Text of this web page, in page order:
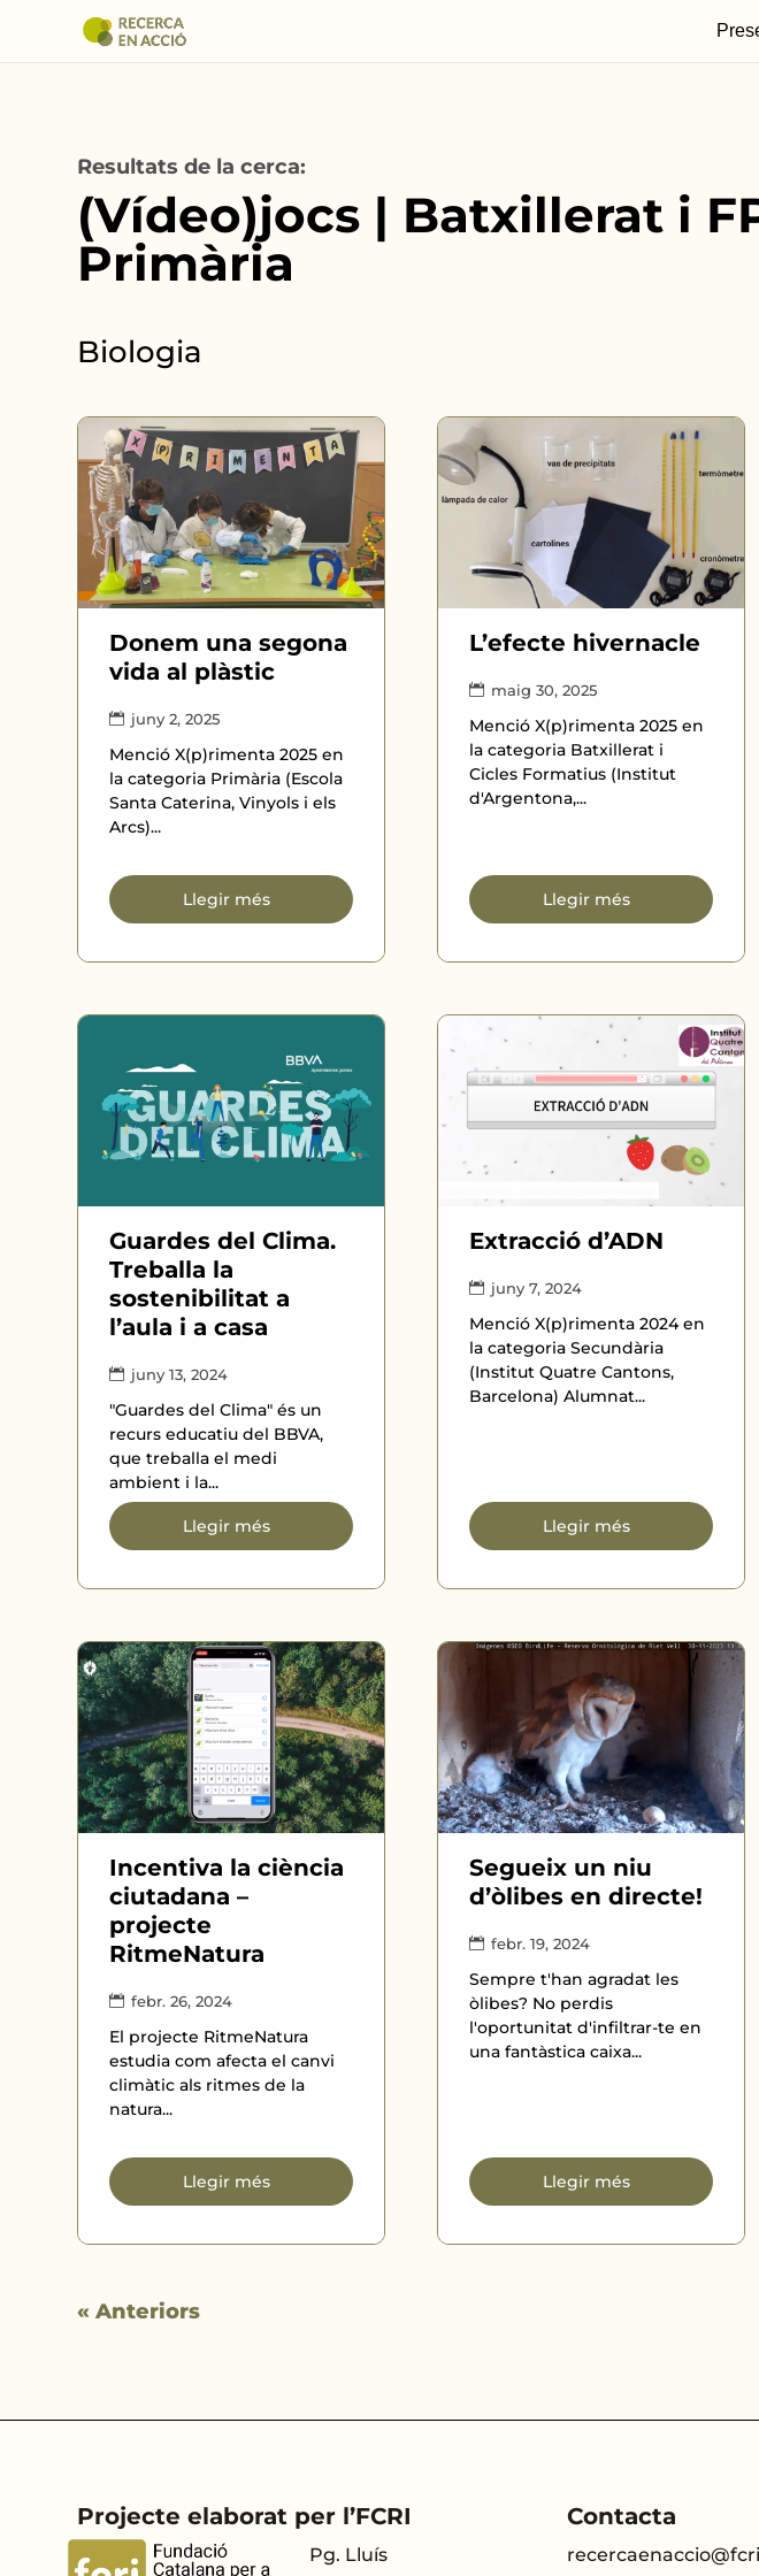
Resultats de la cerca:
(Vídeo)jocs | Batxillerat i
Primària
Biologia
Donem una segona
vida al plàstic
juny 2, 2025
Menció X(p)rimenta 2025 en
la categoria Primària (Escola
Santa Caterina, Vinyols i els
Arcs)...
Llegir més
L’efecte hivernacle
maig 30, 2025
Menció X(p)rimenta 2025 en
la categoria Batxillerat i
Cicles Formatius (Institut
d'Argentona,...
Llegir més
Guardes del Clima.
Treballa la
sostenibilitat a
l’aula i a casa
juny 13, 2024
"Guardes del Clima" és un
recurs educatiu del BBVA,
que treballa el medi
ambient i la...
Llegir més
Extracció d’ADN
juny 7, 2024
Menció X(p)rimenta 2024 en
la categoria Secundària
(Institut Quatre Cantons,
Barcelona) Alumnat...
Llegir més
Incentiva la ciència
ciutadana –
projecte
RitmeNatura
febr. 26, 2024
El projecte RitmeNatura
estudia com afecta el canvi
climàtic als ritmes de la
natura...
Llegir més
Segueix un niu
d’òlibes en directe!
febr. 19, 2024
Sempre t'han agradat les
òlibes? No perdis
l'oportunitat d'infiltrar-te en
una fantàstica caixa...
Llegir més
« Anteriors
Projecte elaborat per l’FCRI
Pg. Lluís
Contacta